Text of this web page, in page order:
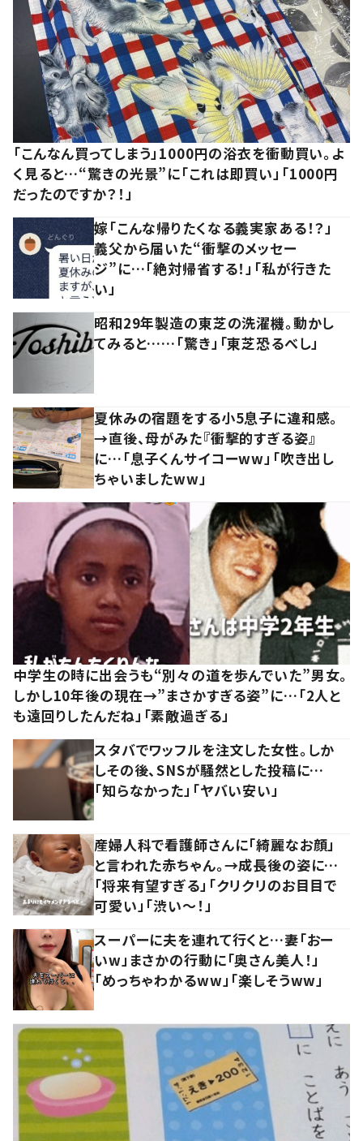
「こんなん買ってしまう」1000円の浴衣を衝動買い。よ
く見ると…“驚きの光景”に「これは即買い」「1000円
だったのですか？！」
嫁「こんな帰りたくなる義実家ある！？」
義父から届いた“衝撃のメッセー
ジ”に…「絶対帰省する！」「私が行きた
い」
昭和29年製造の東芝の洗濯機。動かし
てみると……「驚き」「東芝恐るべし」
夏休みの宿題をする小5息子に違和感。
→直後、母がみた『衝撃的すぎる姿』
に…「息子くんサイコーww」「吹き出し
ちゃいましたww」
中学生の時に出会うも“別々の道を歩んでいた”男女。
しかし10年後の現在→”まさかすぎる姿”に…「2人と
も遠回りしたんだね」「素敵過ぎる」
スタバでワッフルを注文した女性。しか
しその後、SNSが騒然とした投稿に…
「知らなかった」「ヤバい安い」
産婦人科で看護師さんに「綺麗なお顔」
と言われた赤ちゃん。→成長後の姿に…
「将来有望すぎる」「クリクリのお目目で
可愛い」「渋い～！」
スーパーに夫を連れて行くと…妻「おー
いw」まさかの行動に「奥さん美人！」
「めっちゃわかるww」「楽しそうww」